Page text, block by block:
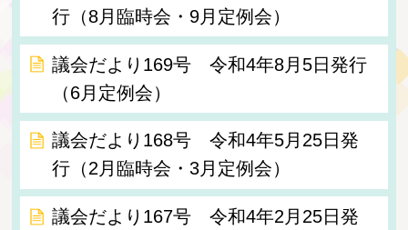
行（8月臨時会・9月定例会）
議会だより169号 令和4年8月5日発行
（6月定例会）
議会だより168号 令和4年5月25日発
行（2月臨時会・3月定例会）
議会だより167号 令和4年2月25日発